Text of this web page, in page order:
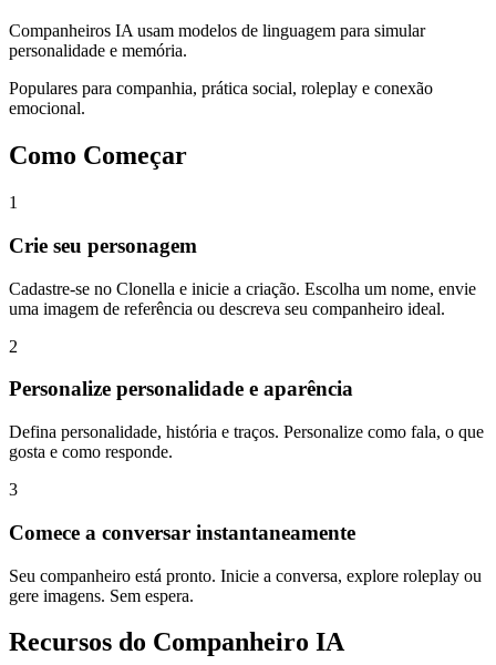
Companheiros IA usam modelos de linguagem para simular
personalidade e memória.
Populares para companhia, prática social, roleplay e conexão
emocional.
Como Começar
1
Crie seu personagem
Cadastre-se no Clonella e inicie a criação. Escolha um nome, envie
uma imagem de referência ou descreva seu companheiro ideal.
2
Personalize personalidade e aparência
Defina personalidade, história e traços. Personalize como fala, o que
gosta e como responde.
3
Comece a conversar instantaneamente
Seu companheiro está pronto. Inicie a conversa, explore roleplay ou
gere imagens. Sem espera.
Recursos do Companheiro IA